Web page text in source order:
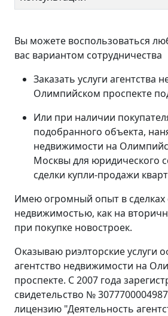
Вы можете воспользоваться
вас вариантом сотрудничества
Заказать услуги агентства
Олимпийском проспекте
Или при наличии
подобранного объекта,
недвижимости на
Москвы для юридического
сделки купли-продажи
Имею огромный опыт в сделках
недвижимостью, как на
при покупке новостроек.
Оказываю риэлторские услуги
агентство недвижимости на
проспекте. С 2007 года
свидетельство №
лицензию "Деятельность